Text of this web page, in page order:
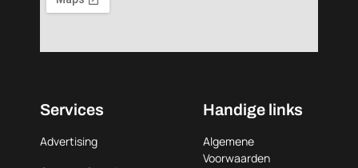
Services
Advertising
Handige links
Algemene
Voorwaarden